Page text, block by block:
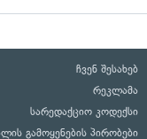
ჩვენ შესახებ
რეკლამა
სარედაქციო კოდექსი
გამოყენების პირობები